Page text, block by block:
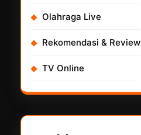
Olahraga Live
Rekomendasi & Review
TV Online